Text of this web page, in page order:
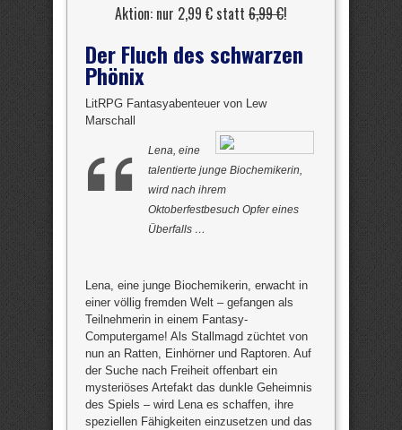
Aktion: nur 2,99 € statt 6,99 €!
Der Fluch des schwarzen
Phönix
LitRPG Fantasyabenteuer von Lew
Marschall
Lena, eine
talentierte junge Biochemikerin,
wird nach ihrem
Oktoberfestbesuch Opfer eines
Überfalls …
Lena, eine junge Biochemikerin, erwacht in
einer völlig fremden Welt – gefangen als
Teilnehmerin in einem Fantasy-
Computergame! Als Stallmagd züchtet von
nun an Ratten, Einhörner und Raptoren. Auf
der Suche nach Freiheit offenbart ein
mysteriöses Artefakt das dunkle Geheimnis
des Spiels – wird Lena es schaffen, ihre
speziellen Fähigkeiten einzusetzen und das